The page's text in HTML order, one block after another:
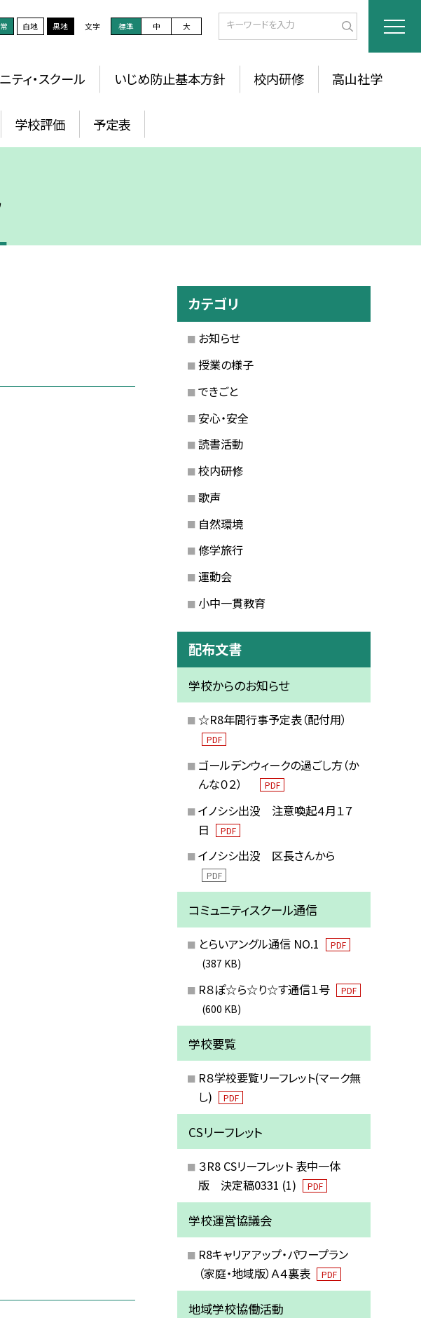
白地 黒地 文字 標準 中 大
ティ・スクール いじめ防止基本方針 校内研修 高山社学
学校評価 予定表
カテゴリ
お知らせ
授業の様子
できごと
安心・安全
読書活動
校内研修
歌声
自然環境
修学旅行
運動会
小中一貫教育
配布文書
学校からのお知らせ
☆R8年間行事予定表（配付用）
PDF
ゴールデンウィークの過ごし方（か
んな０２）
PDF
イノシシ出没 注意喚起４月１７
日
PDF
イノシシ出没 区長さんから
PDF
コミュニティスクール通信
とらいアングル通信 NO.1 PDF
(387 KB)
R８ぽ☆ら☆り☆す通信１号 PDF
(600 KB)
学校要覧
R８学校要覧リーフレット(マーク無
し)
PDF
CSリーフレット
３R8 CSリーフレット 表中一体
版 決定稿0331 (1)
PDF
学校運営協議会
R8キャリアアップ・パワープラン
（家庭・地域版）Ａ４裏表
PDF
地域学校協働活動